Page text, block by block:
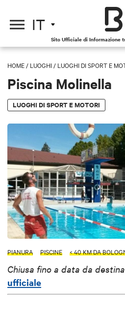
IT
Sito Ufficiale di Informazione
HOME / LUOGHI / LUOGHI DI SPORT E
Piscina Molinella
LUOGHI DI SPORT E MOTORI
PIANURA PISCINE < 40 KM DA
Chiusa fino a data da
ufficiale